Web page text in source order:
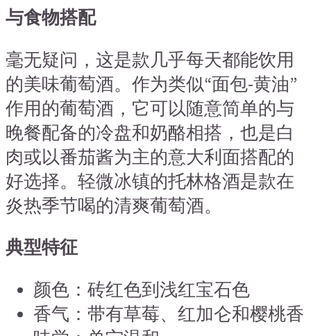
与食物搭配
毫无疑问，这是款几乎每天都能饮用
的美味葡萄酒。作为类似“面包-黄油”
作用的葡萄酒，它可以随意简单的与
晚餐配备的冷盘和奶酪相搭，也是白
肉或以番茄酱为主的意大利面搭配的
好选择。轻微冰镇的托林格酒是款在
炎热季节喝的清爽葡萄酒。
典型特征
颜色：砖红色到浅红宝石色
香气：带有草莓、红加仑和樱桃香